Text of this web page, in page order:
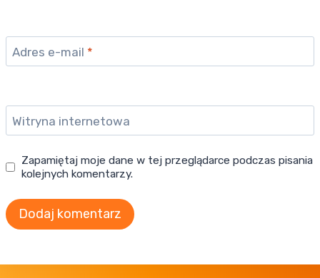
Adres e-mail *
Witryna internetowa
Zapamiętaj moje dane w tej przeglądarce podczas pisania
kolejnych komentarzy.